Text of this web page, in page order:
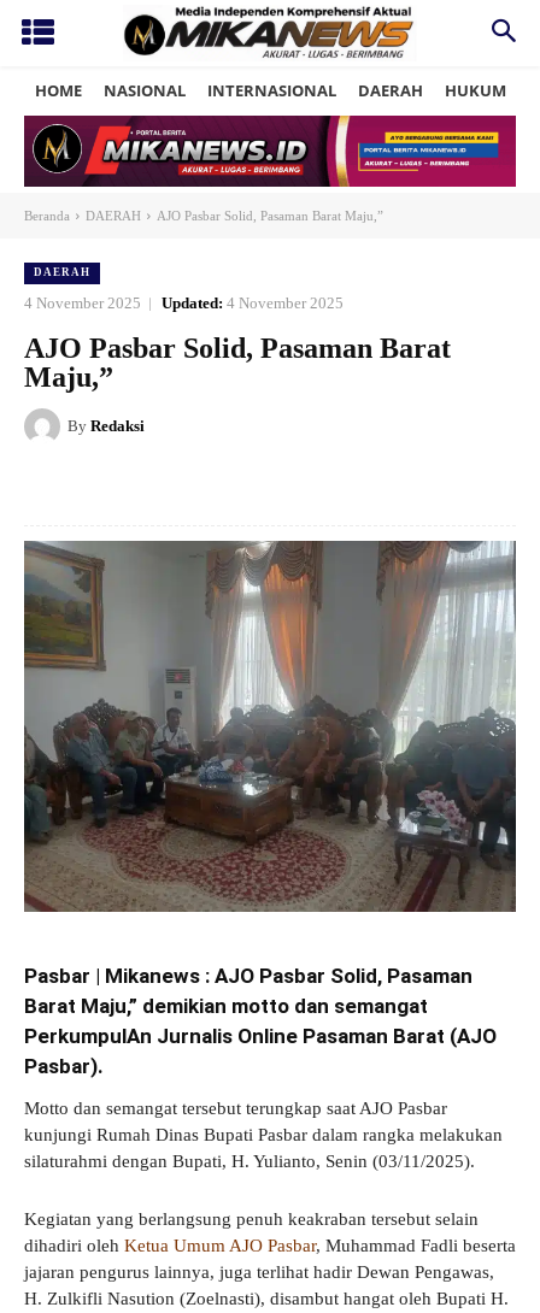
HOME NASIONAL INTERNASIONAL DAERAH HUKUM
Beranda DAERAH AJO Pasbar Solid, Pasaman Barat Maju,”
DAERAH
4 November 2025 Updated: 4 November 2025
AJO Pasbar Solid, Pasaman Barat
Maju,”
By Redaksi
Pasbar | Mikanews : AJO Pasbar Solid, Pasaman
Barat Maju,” demikian motto dan semangat
PerkumpulAn Jurnalis Online Pasaman Barat (AJO
Pasbar).
Motto dan semangat tersebut terungkap saat AJO Pasbar
kunjungi Rumah Dinas Bupati Pasbar dalam rangka melakukan
silaturahmi dengan Bupati, H. Yulianto, Senin (03/11/2025).
Kegiatan yang berlangsung penuh keakraban tersebut selain
dihadiri oleh Ketua Umum AJO Pasbar, Muhammad Fadli beserta
jajaran pengurus lainnya, juga terlihat hadir Dewan Pengawas,
H. Zulkifli Nasution (Zoelnasti), disambut hangat oleh Bupati H.